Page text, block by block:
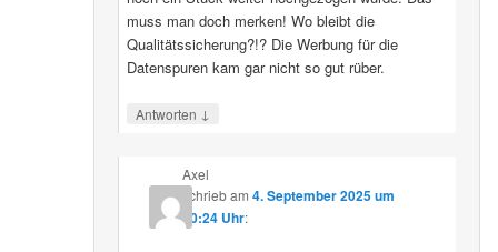
muss man doch merken! Wo bleibt die
Qualitätssicherung?!? Die Werbung für die
Datenspuren kam gar nicht so gut rüber.
Antworten ↓
Axel
schriebam 4. September 2025 um
10:24 Uhr: